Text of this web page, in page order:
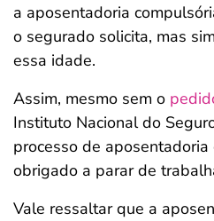
a aposentadoria
o segurado solicita, mas
essa idade.
Assim, mesmo sem o
Instituto Nacional do
processo de
obrigado a parar de
Vale ressaltar que a